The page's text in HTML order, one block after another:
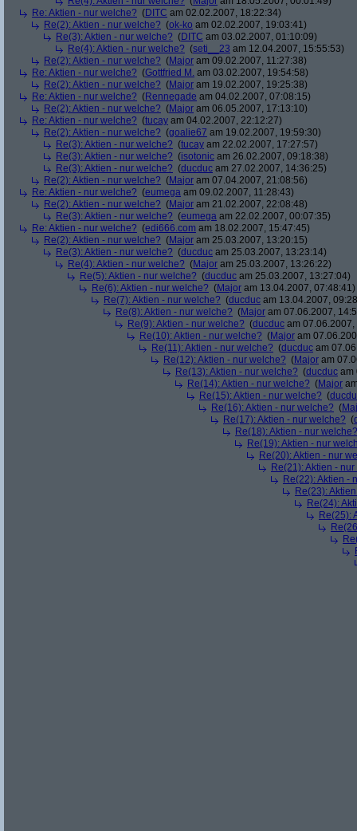
Re: Aktien - nur welche? (DITC am 02.02.2007, 18:22:34)
Re(2): Aktien - nur welche? (ok-ko am 02.02.2007, 19:03:41)
Re(3): Aktien - nur welche? (DITC am 03.02.2007, 01:10:09)
Re(4): Aktien - nur welche? (seti__23 am 12.04.2007, 15:55:53)
Re(2): Aktien - nur welche? (Major am 09.02.2007, 11:27:38)
Re: Aktien - nur welche? (Gottfried M. am 03.02.2007, 19:54:58)
Re(2): Aktien - nur welche? (Major am 19.02.2007, 19:25:38)
Re: Aktien - nur welche? (Rennegade am 04.02.2007, 07:08:15)
Re(2): Aktien - nur welche? (Major am 06.05.2007, 17:13:10)
Re: Aktien - nur welche? (tucay am 04.02.2007, 22:12:27)
Re(2): Aktien - nur welche? (goalie67 am 19.02.2007, 19:59:30)
Re(3): Aktien - nur welche? (tucay am 22.02.2007, 17:27:57)
Re(3): Aktien - nur welche? (isotonic am 26.02.2007, 09:18:38)
Re(3): Aktien - nur welche? (ducduc am 27.02.2007, 14:36:25)
Re(2): Aktien - nur welche? (Major am 07.04.2007, 21:08:56)
Re: Aktien - nur welche? (eumega am 09.02.2007, 11:28:43)
Re(2): Aktien - nur welche? (Major am 21.02.2007, 22:08:48)
Re(3): Aktien - nur welche? (eumega am 22.02.2007, 00:07:35)
Re: Aktien - nur welche? (edi666.com am 18.02.2007, 15:47:45)
Re(2): Aktien - nur welche? (Major am 25.03.2007, 13:20:15)
Re(3): Aktien - nur welche? (ducduc am 25.03.2007, 13:23:14)
Re(4): Aktien - nur welche? (Major am 25.03.2007, 13:26:22)
Re(5): Aktien - nur welche? (ducduc am 25.03.2007, 13:27:04)
Re(6): Aktien - nur welche? (Major am 13.04.2007, 07:48:41)
Re(7): Aktien - nur welche? (ducduc am 13.04.2007,
Re(8): Aktien - nur welche? (Major am 07.06.2007,
Re(9): Aktien - nur welche? (ducduc am
Re(10): Aktien - nur welche? (Major am
Re(11): Aktien - nur welche? (ducduc am
Re(12): Aktien - nur welche? (Major am
Re(13): Aktien - nur welche? (ducduc am
Re(14): Aktien - nur welche? (Major
Re(15): Aktien - nur welche? (
Re(16): Aktien - nur welche? (
Re(17): Aktien - nur welche? (
Re(18): Aktien - nur welche?
Re(19): Aktien - nur
Re(20): Aktien - nur
Re(21): Aktien -
Re(22): Aktien -
Re(23):
Re(24):
Re(25):